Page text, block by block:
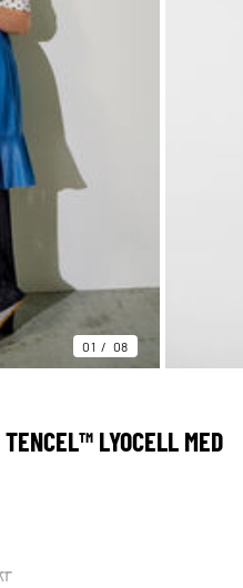
01 08
LYOCELL MED